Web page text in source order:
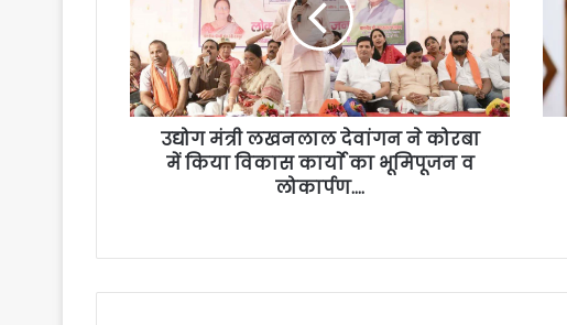
उद्योग मंत्री लखनलाल देवांगन ने कोरबा
में किया विकास कार्याे का भूमिपूजन व
लोकार्पण….